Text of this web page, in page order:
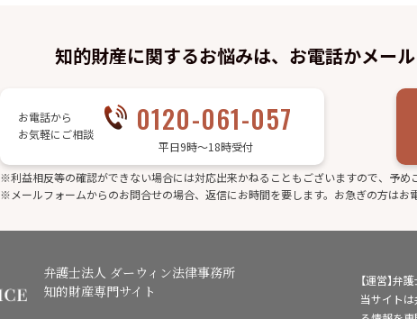
知的財産に関するお悩みは、お電話かメー
お電話から
お気軽にご相談
0120-061-057
平日9時～18時受付
※利益相反等の確認ができない場合には対応出来かねることもございますので、予め
※メールフォームからのお問合せの場合、返信にお時間を要します。お急ぎの方はお
弁護士法人 ダーウィン法律事務所
知的財産専門サイト
【運営】弁
当サイト